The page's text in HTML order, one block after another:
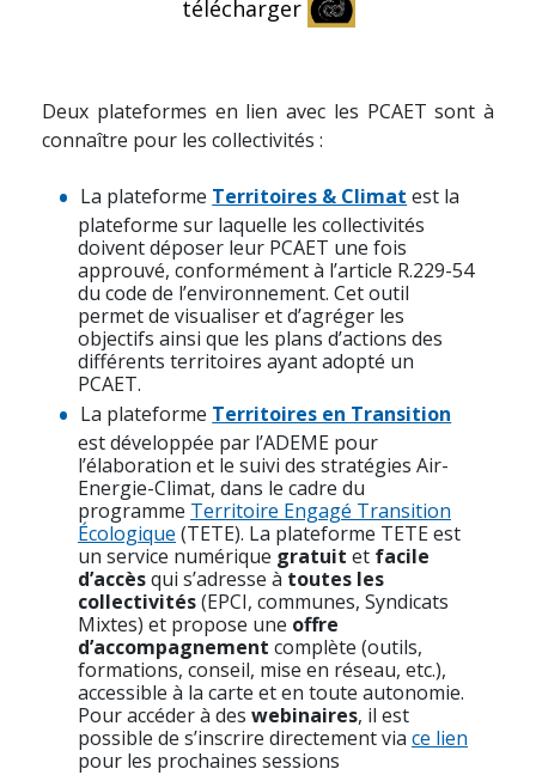
télécharger
Deux plateformes en lien avec les PCAET sont à
connaître pour les collectivités :
La plateforme Territoires & Climat est la
plateforme sur laquelle les collectivités
doivent déposer leur PCAET une fois
approuvé, conformément à l’article R.229-54
du code de l’environnement. Cet outil
permet de visualiser et d’agréger les
objectifs ainsi que les plans d’actions des
différents territoires ayant adopté un
PCAET.
La plateforme Territoires en Transition
est développée par l’ADEME pour
l’élaboration et le suivi des stratégies Air-
Energie-Climat, dans le cadre du
programme Territoire Engagé Transition
Écologique (TETE). La plateforme TETE est
un service numérique gratuit et facile
d’accèsqui s’adresse à toutes les
collectivités(EPCI, communes, Syndicats
Mixtes) et propose une offre
d’accompagnement complète (outils,
formations, conseil, mise en réseau, etc.),
accessible à la carte et en toute autonomie.
Pour accéder à des webinaires, il est
possible de s’inscrire directement via ce lien
pour les prochaines sessions